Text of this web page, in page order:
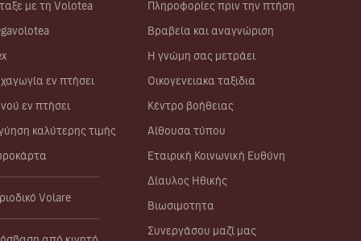
με τη Volotea
εν πτήσει
εν πτήσει
καλύτερης τιμής
Volare
Πληροφορίες πριν την πτήση
Βραβεία και αναγνώριση
Η γνώμη σας μετράει
Οικογενειακα ταξιδια
Κέντρο βοήθειας
Αίθουσα τύπου
Εταιρική Κοινωνική Ευθύνη
Δίαυλος Ηθικής
Βιωσιμοτητα
Συνεργάσου μαζί μας